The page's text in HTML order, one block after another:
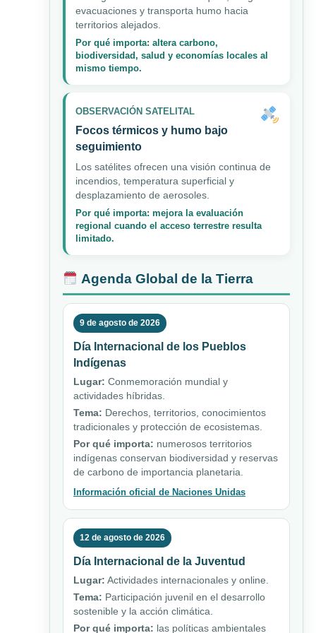
evacuaciones y transporta humo hacia
territorios alejados.
Por qué importa: altera carbono,
biodiversidad, salud y economías locales al
mismo tiempo.
OBSERVACIÓN SATELITAL
Focos térmicos y humo bajo
seguimiento
Los satélites ofrecen una visión continua de
incendios, temperatura superficial y
desplazamiento de aerosoles.
Por qué importa: mejora la evaluación
regional cuando el acceso terrestre resulta
limitado.
Agenda Global de la Tierra
9 de agosto de 2026
Día Internacional de los Pueblos
Indígenas
Lugar: Conmemoración mundial y
actividades híbridas.
Tema: Derechos, territorios, conocimientos
tradicionales y protección de ecosistemas.
Por qué importa: numerosos territorios
indígenas conservan biodiversidad y reservas
de carbono de importancia planetaria.
Información oficial de Naciones Unidas
12 de agosto de 2026
Día Internacional de la Juventud
Lugar: Actividades internacionales y online.
Tema: Participación juvenil en el desarrollo
sostenible y la acción climática.
Por qué importa: las políticas ambientales